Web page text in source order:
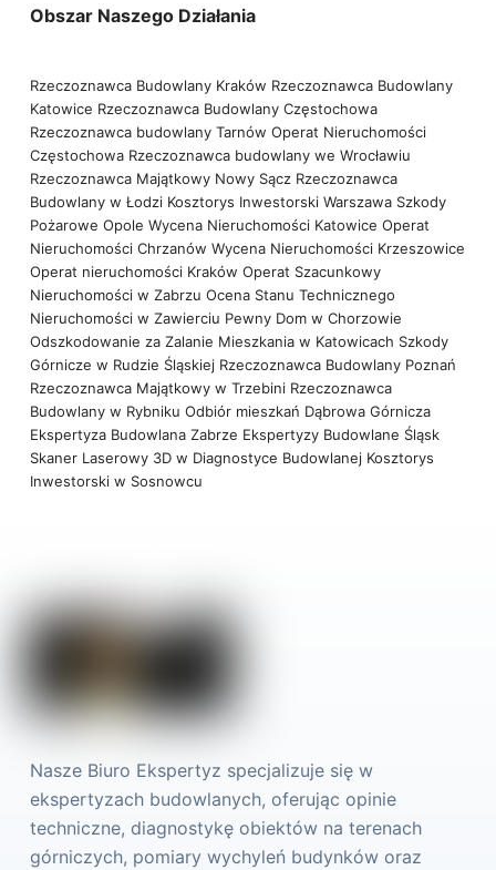
Obszar Naszego Działania
Rzeczoznawca Budowlany Kraków Rzeczoznawca Budowlany
Katowice Rzeczoznawca Budowlany Częstochowa
Rzeczoznawca budowlany Tarnów Operat Nieruchomości
Częstochowa Rzeczoznawca budowlany we Wrocławiu
Rzeczoznawca Majątkowy Nowy Sącz Rzeczoznawca
Budowlany w Łodzi Kosztorys Inwestorski Warszawa Szkody
Pożarowe Opole Wycena Nieruchomości Katowice Operat
Nieruchomości Chrzanów Wycena Nieruchomości Krzeszowice
Operat nieruchomości Kraków Operat Szacunkowy
Nieruchomości w Zabrzu Ocena Stanu Technicznego
Nieruchomości w Zawierciu Pewny Dom w Chorzowie
Odszkodowanie za Zalanie Mieszkania w Katowicach Szkody
Górnicze w Rudzie Śląskiej Rzeczoznawca Budowlany Poznań
Rzeczoznawca Majątkowy w Trzebini Rzeczoznawca
Budowlany w Rybniku Odbiór mieszkań Dąbrowa Górnicza
Ekspertyza Budowlana Zabrze Ekspertyzy Budowlane Śląsk
Skaner Laserowy 3D w Diagnostyce Budowlanej Kosztorys
Inwestorski w Sosnowcu
Nasze Biuro Ekspertyz specjalizuje się w
ekspertyzach budowlanych, oferując opinie
techniczne, diagnostykę obiektów na terenach
górniczych, pomiary wychyleń budynków oraz